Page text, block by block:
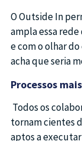
O Outside In
ampla essa
e com o olhar
acha que seria
Processos
Todos os
tornam cientes
aptos a